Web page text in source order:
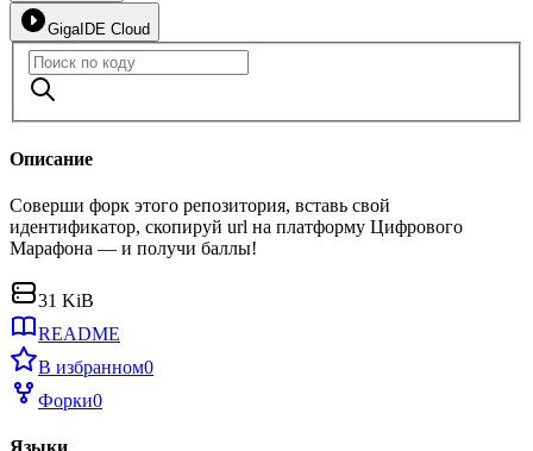
GigaIDE Cloud
Описание
Соверши форк этого репозитория, вставь свой
идентификатор, скопируй url на платформу Цифрового
Марафона — и получи баллы!
31 KiB
README
В избранном0
Форки0